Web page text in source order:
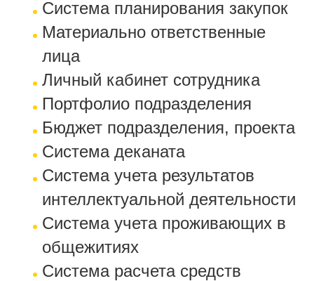
Система планирования закупок
Материально ответственные
лица
Личный кабинет сотрудника
Портфолио подразделения
Бюджет подразделения, проекта
Система деканата
Система учета результатов
интеллектуальной деятельности
Система учета проживающих в
общежитиях
Система расчета средств